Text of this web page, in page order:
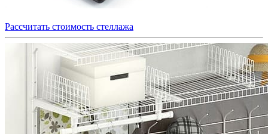
Рассчитать стоимость стеллажа